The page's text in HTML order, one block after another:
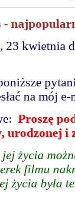
23 kwietnia
na mój
Proszę
urodzonej i
życia
filmu
życia była